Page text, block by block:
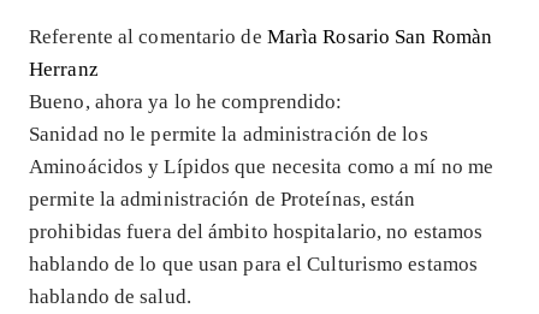
Referente al comentario de Marìa Rosario San Romàn
Herranz
Bueno, ahora ya lo he comprendido:
Sanidad no le permite la administración de los
Aminoácidos y Lípidos que necesita como a mí no me
permite la administración de Proteínas, están
prohibidas fuera del ámbito hospitalario, no estamos
hablando de lo que usan para el Culturismo estamos
hablando de salud.